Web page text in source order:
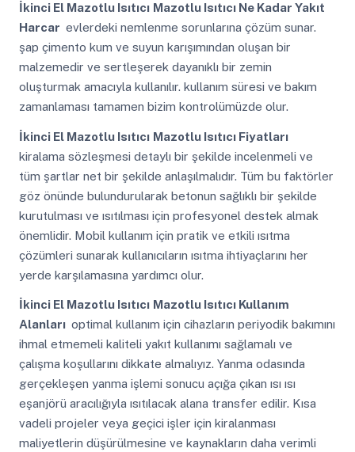
İkinci El Mazotlu Isıtıcı Mazotlu Isıtıcı Ne Kadar Yakıt
Harcar evlerdeki nemlenme sorunlarına çözüm sunar.
şap çimento kum ve suyun karışımından oluşan bir
malzemedir ve sertleşerek dayanıklı bir zemin
oluşturmak amacıyla kullanılır. kullanım süresi ve bakım
zamanlaması tamamen bizim kontrolümüzde olur.
İkinci El Mazotlu Isıtıcı Mazotlu Isıtıcı Fiyatları
kiralama sözleşmesi detaylı bir şekilde incelenmeli ve
tüm şartlar net bir şekilde anlaşılmalıdır. Tüm bu faktörler
göz önünde bulundurularak betonun sağlıklı bir şekilde
kurutulması ve ısıtılması için profesyonel destek almak
önemlidir. Mobil kullanım için pratik ve etkili ısıtma
çözümleri sunarak kullanıcıların ısıtma ihtiyaçlarını her
yerde karşılamasına yardımcı olur.
İkinci El Mazotlu Isıtıcı Mazotlu Isıtıcı Kullanım
Alanları optimal kullanım için cihazların periyodik bakımını
ihmal etmemeli kaliteli yakıt kullanımı sağlamalı ve
çalışma koşullarını dikkate almalıyız. Yanma odasında
gerçekleşen yanma işlemi sonucu açığa çıkan ısı ısı
eşanjörü aracılığıyla ısıtılacak alana transfer edilir. Kısa
vadeli projeler veya geçici işler için kiralanması
maliyetlerin düşürülmesine ve kaynakların daha verimli